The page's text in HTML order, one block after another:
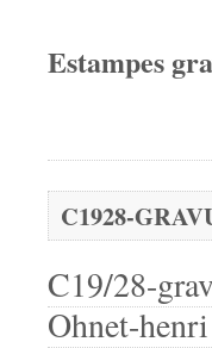
Estampes
C1928-
C19/28-
Ohnet-